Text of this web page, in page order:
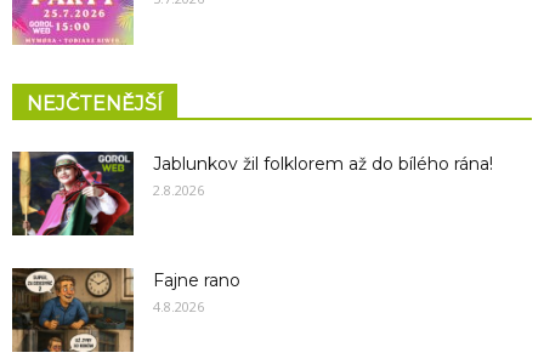
NEJČTENĚJŠÍ
Jablunkov žil folklorem až do bílého rána!
2.8.2026
Fajne rano
4.8.2026